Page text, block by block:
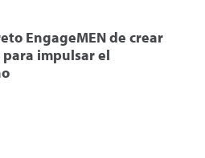
EngageMEN de crear
impulsar el